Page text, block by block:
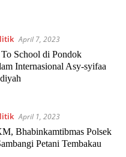
April 7, 2023
School di Pondok
Internasional Asy-syifaa
April 1, 2023
Bhabinkamtibmas Polsek
Petani Tembakau